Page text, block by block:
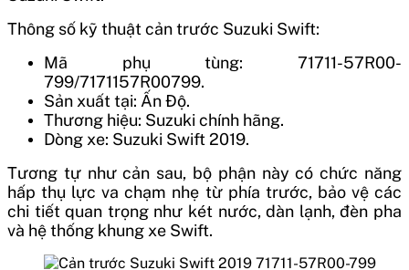
Thông số kỹ thuật cản trước Suzuki Swift:
Mã phụ tùng: 71711-57R00-
799/7171157R00799.
Sản xuất tại: Ấn Độ.
Thương hiệu: Suzuki chính hãng.
Dòng xe: Suzuki Swift 2019.
Tương tự như cản sau, bộ phận này có chức năng
hấp thụ lực va chạm nhẹ từ phía trước, bảo vệ các
chi tiết quan trọng như két nước, dàn lạnh, đèn pha
và hệ thống khung xe Swift.